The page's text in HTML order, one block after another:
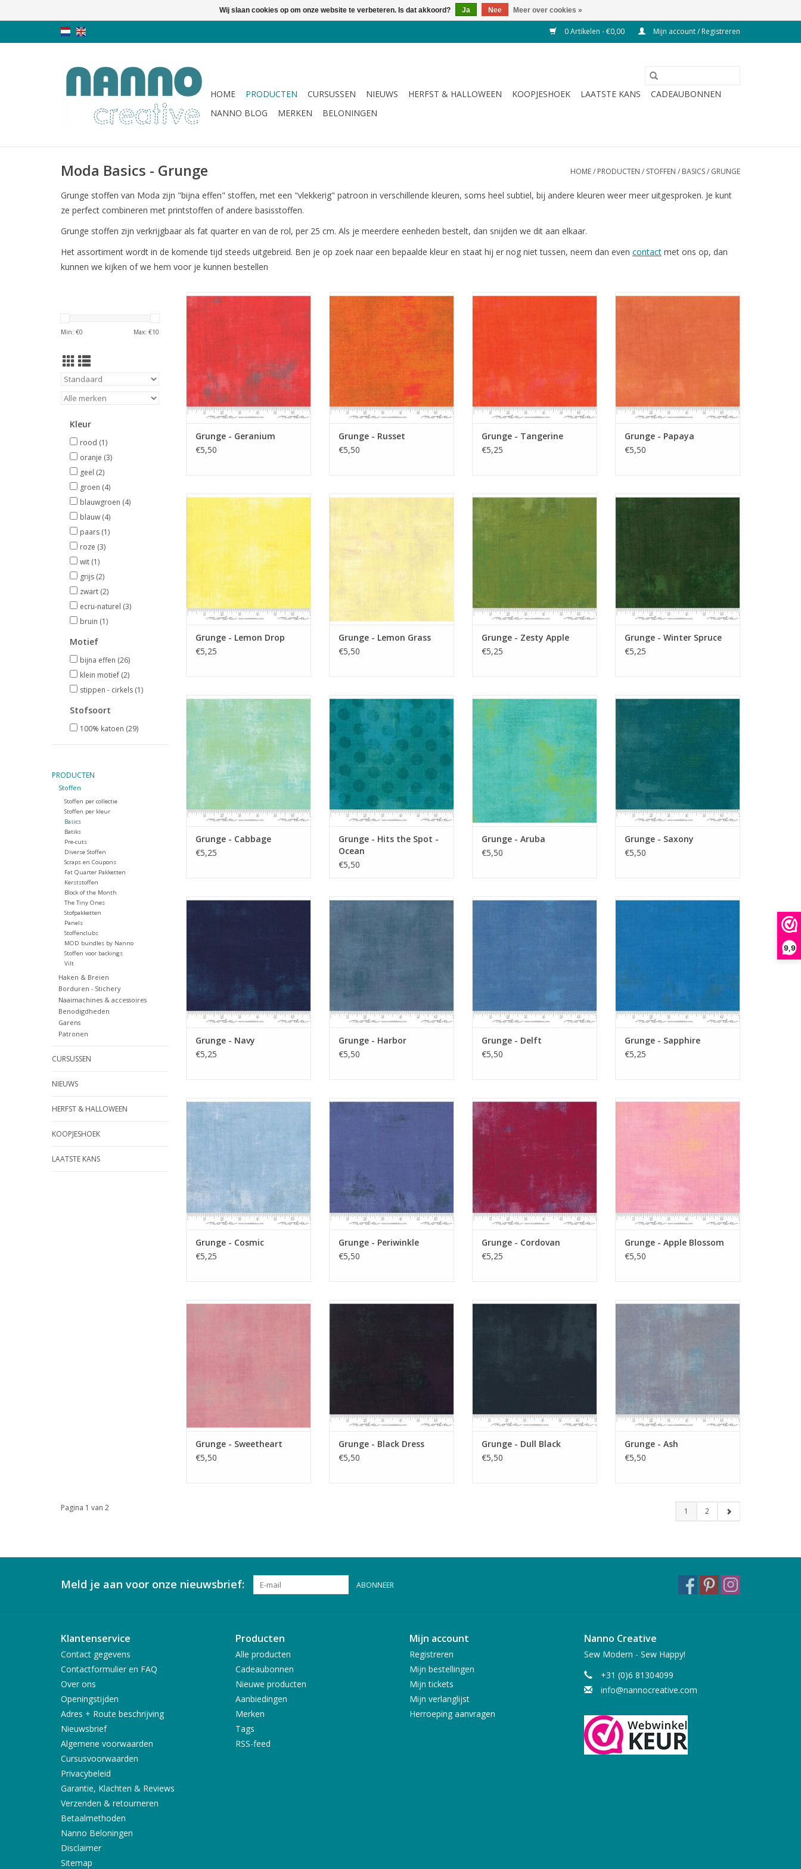
9,9
0 Artikelen - €0,00 Mijn account / Registreren
HOME PRODUCTEN CURSUSSEN NIEUWS HERFST & HALLOWEEN KOOPJESHOEK LAATSTE KANS
CADEAUBONNEN
NANNO BLOG
MERKEN BELONINGEN
Moda Basics - Grunge HOME/ PRODUCTEN / STOFFEN / BASICS/ GRUNGE
Grunge stoffen van Moda zijn "bijna effen" stoffen, met een "vlekkerig" patroon in verschillende kleuren, soms heel subtiel, bij andere kleuren weer meer uitgesproken. Je kunt
ze perfect combineren met printstoffen of andere basisstoffen.
Grunge stoffen zijn verkrijgbaar als fat quarter en van de rol, per 25 cm. Als je meerdere eenheden bestelt, dan snijden we dit aan elkaar.
Het assortiment wordt in de komende tijd steeds uitgebreid. Ben je op zoek naar een bepaalde kleur en staat hij er nog niet tussen, neem dan even contact met ons op, dan
kunnen we kijken of we hem voor je kunnen bestellen
Min: €0 Max: €10
Kleur
rood (1)
oranje (3)
geel (2)
groen (4)
blauwgroen (4)
blauw (4)
paars (1)
roze (3)
wit (1)
grijs (2)
zwart (2)
ecru-naturel (3)
bruin (1)
Motief
bijna effen (26)
klein motief (2)
stippen - cirkels (1)
Stofsoort
100% katoen (29)
PRODUCTEN
Stoffen
Stoffen per collectie
Stoffen per kleur
Basics
Batiks
Pre-cuts
Diverse Stoffen
Scraps en Coupons
Fat Quarter Pakketten
Kerststoffen
Block of the Month
The Tiny Ones
Stofpakketten
Panels
Stoffenclubs
MOD bundles by Nanno
Stoffen voor backings
Vilt
Haken & Breien
Borduren - Stichery
Naaimachines & accessoires
Benodigdheden
Garens
Patronen
CURSUSSEN
NIEUWS
HERFST & HALLOWEEN
KOOPJESHOEK
LAATSTE KANS
rode grunge
Grunge - Geranium
€5,50
oranje grunge
TOEVOEGEN AAN WINKELWAGEN
Grunge - Russet
€5,50
oranje basisstof
Grunge - Tangerine
€5,25
oranje grunge, bijna effen
Grunge - Papaya
€5,50
gele stof met verfstreek print
TOEVOEGEN AAN WINKELWAGEN
Grunge - Lemon Drop
€5,25
zacht geel grunge
TOEVOEGEN AAN WINKELWAGEN
Grunge - Lemon Grass
€5,50
groene grunge
TOEVOEGEN AAN WINKELWAGEN
Grunge - Zesty Apple
€5,25
donkergroene Grunge stof
Grunge - Winter Spruce
€5,25
groene basisstof
TOEVOEGEN AAN WINKELWAGEN
Grunge - Cabbage
€5,25
Grunge met stippen
TOEVOEGEN AAN WINKELWAGEN
Grunge - Hits the Spot -
Ocean
€5,50
blauwgroen grunge
TOEVOEGEN AAN WINKELWAGEN
Grunge - Aruba
€5,50
blauwgroene Grunge
Grunge - Saxony
€5,50
donkerblauwe grunge stof
Grunge - Navy
€5,25
blauwe grunge
Grunge - Harbor
€5,50
blauwe grunge
Grunge - Delft
€5,50
blauwe basisstof
Grunge - Sapphire
€5,25
lichtblauwe Grunge stof
TOEVOEGEN AAN WINKELWAGEN
Grunge - Cosmic
€5,25
blauwpaarse grunge
TOEVOEGEN AAN WINKELWAGEN
Grunge - Periwinkle
€5,50
donkerroze grunge
TOEVOEGEN AAN WINKELWAGEN
Grunge - Cordovan
€5,25
roze Grunge
Grunge - Apple Blossom
€5,50
roze grunge
Grunge - Sweetheart
€5,50
zwarte basisstof
Grunge - Black Dress
€5,50
zwarte grunge
Grunge - Dull Black
€5,50
grijze grunge
TOEVOEGEN AAN WINKELWAGEN
Grunge - Ash
€5,50
Pagina 1 van 2 1 2
Meld je aan voor onze nieuwsbrief: ABONNEER
Klantenservice
Contact gegevens
Contactformulier en FAQ
Over ons
Openingstijden
Adres + Route beschrijving
Nieuwsbrief
Algemene voorwaarden
Cursusvoorwaarden
Privacybeleid
Garantie, Klachten & Reviews
Verzenden & retourneren
Betaalmethoden
Nanno Beloningen
Disclaimer
Sitemap
Producten
Alle producten
Cadeaubonnen
Nieuwe producten
Aanbiedingen
Merken
Tags
RSS-feed
Mijn account
Registreren
Mijn bestellingen
Mijn tickets
Mijn verlanglijst
Herroeping aanvragen
Nanno Creative
Sew Modern - Sew Happy!
+31 (0)6 81304099
info@nannocreative.com
Wij slaan cookies op om onze website te verbeteren. Is dat akkoord? Ja Nee Meer over cookies »